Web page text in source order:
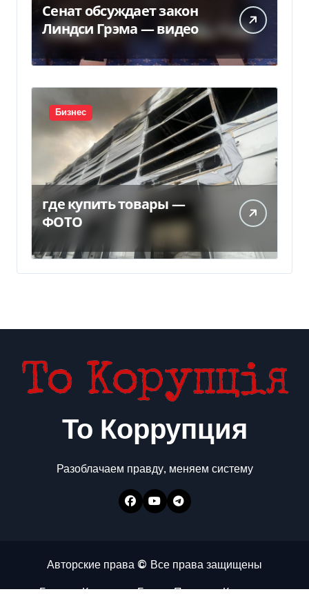
Сенат обсуждает закон
Линдси Грэма — видео
Бизнес
где купить товары —
ФОТО
То Коррупция
Разоблачаем правду, меняем систему
Авторские права © Все права защищены
ГлавнаяКоррупцияБизнесПолитикаКонтакты